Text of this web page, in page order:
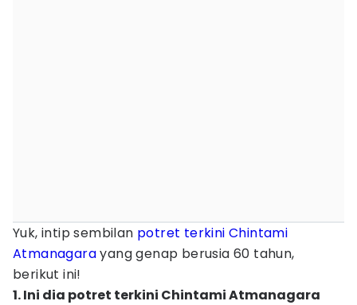
Yuk, intip sembilan potret terkini Chintami
Atmanagarayang genap berusia 60 tahun,
berikut ini!
1. Ini dia potret terkini Chintami Atmanagara